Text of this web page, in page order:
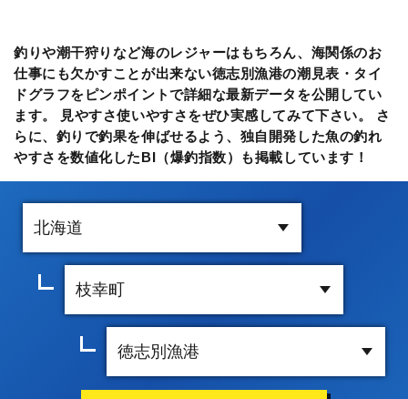
釣りや潮干狩りなど海のレジャーはもちろん、海関係のお
仕事にも欠かすことが出来ない徳志別漁港の潮見表・タイ
ドグラフをピンポイントで詳細な最新データを公開してい
ます。 見やすさ使いやすさをぜひ実感してみて下さい。 さ
らに、釣りで釣果を伸ばせるよう、独自開発した魚の釣れ
やすさを数値化したBI（爆釣指数）も掲載しています！